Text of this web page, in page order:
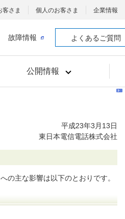
公開情報
客さま 個人のお客さま 企業情報
故障情報 よくあるご質問
平成23年3月13日
東日本電信電話株式会社
の主な影響は以下のとおりです。